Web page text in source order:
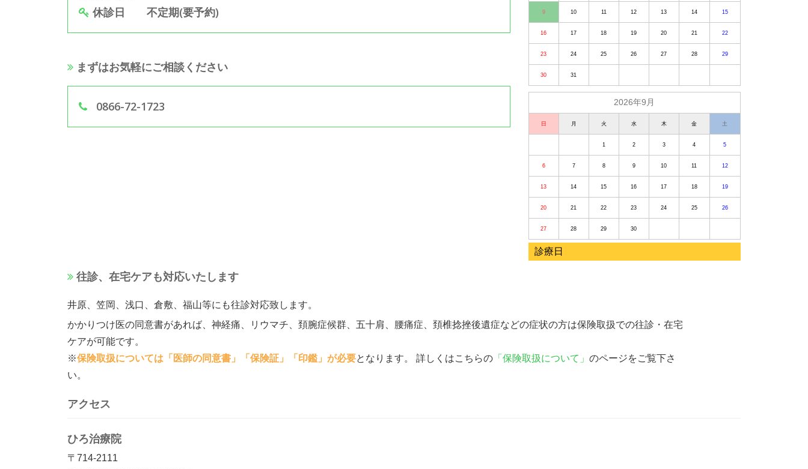
休診日 不定期(要予約)
まずはお気軽にご相談ください
0866-72-1723
9 10 11 12 13 14 15
16 17 18 19 20 21 22
23 24 25 26 27 28 29
30 31
2026年9月
日 月 火 水 木 金 土
1 2 3 4 5
6 7 8 9 10 11 12
13 14 15 16 17 18 19
20 21 22 23 24 25 26
27 28 29 30
診療日
往診、在宅ケアも対応いたします
井原、笠岡、浅口、倉敷、福山等にも往診対応致します。
かかりつけ医の同意書があれば、神経痛、リウマチ、頚腕症候群、五十肩、腰痛症、頚椎捻挫後遺症などの症状の方は保険取扱での往診・在宅
ケアが可能です。
※保険取扱については「医師の同意書」「保険証」「印鑑」が必要となります。 詳しくはこちらの 「保険取扱について」 のページをご覧下さ
い。
アクセス
ひろ治療院
〒714-2111